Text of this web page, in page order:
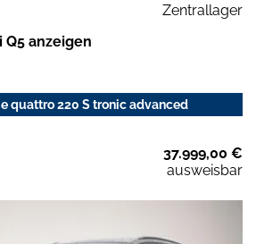
Zentrallager
Q5 anzeigen
e quattro 220 S tronic advanced
37.999,00 €
ausweisbar